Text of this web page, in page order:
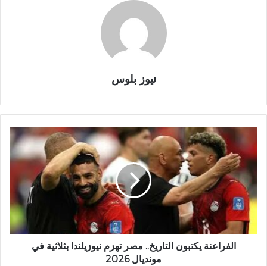
نيوز بلوس
الفراعنة يكتبون التاريخ.. مصر تهزم نيوزيلندا بثلاثية في
مونديال 2026